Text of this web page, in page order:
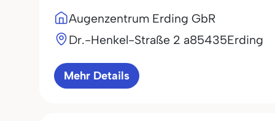
Augenzentrum Erding GbR
Dr.-Henkel-Straße 2 a85435Erding
Mehr Details